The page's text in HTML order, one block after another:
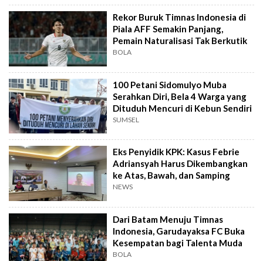
Rekor Buruk Timnas Indonesia di
Piala AFF Semakin Panjang,
Pemain Naturalisasi Tak Berkutik
BOLA
100 Petani Sidomulyo Muba
Serahkan Diri, Bela 4 Warga yang
Dituduh Mencuri di Kebun Sendiri
SUMSEL
Eks Penyidik KPK: Kasus Febrie
Adriansyah Harus Dikembangkan
ke Atas, Bawah, dan Samping
NEWS
Dari Batam Menuju Timnas
Indonesia, Garudayaksa FC Buka
Kesempatan bagi Talenta Muda
BOLA